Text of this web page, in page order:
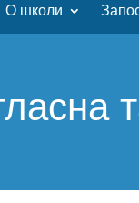
О школи